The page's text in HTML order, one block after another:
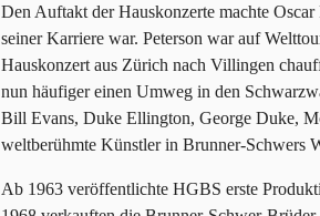
Den Auftakt der Hauskonzerte machte
seiner Karriere war. Peterson war auf
Hauskonzert aus Zürich nach Villingen
nun häufiger einen Umweg in den
Bill Evans, Duke Ellington, George Duke,
weltberühmte Künstler in Brunner-Schwers
Ab 1963 veröffentlichte HGBS erste